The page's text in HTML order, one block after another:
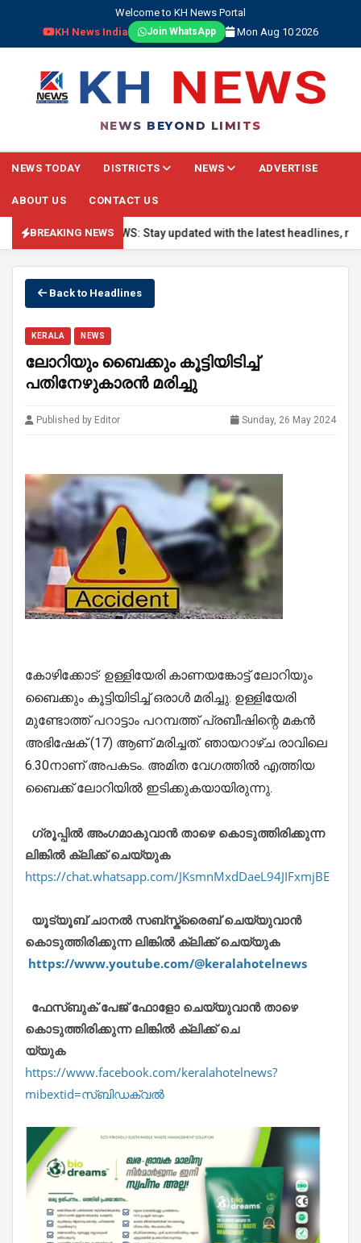
Welcome to KH News Portal
KH News India
Join WhatsApp Mon Aug 10 2026
NEWS BEYOND LIMITS
NEWS TODAY DISTRICTS NEWS ADVERTISE
ABOUT US CONTACT US
BREAKING NEWS
🔴 BREAKING NEWS: Stay updated with the latest headlines,
Back to Headlines
KERALA NEWS
ലോറിയും ബൈക്കും കൂട്ടിയിടിച്ച്
പതിനേഴുകാരൻ മരിച്ചു
Published by Editor Sunday, 26 May 2024
കോഴിക്കോട്∙ ഉള്ളിയേരി കാണയങ്കോട്ട് ലോറിയും
ബൈക്കും കൂട്ടിയിടിച്ച് ഒരാൾ മരിച്ചു. ഉള്ളിയേരി
മുണ്ടോത്ത് പറാട്ടാം പറമ്പത്ത് പ്രബീഷിന്റെ മകൻ
അഭിഷേക് (17) ആണ് മരിച്ചത്. ഞായറാഴ്ച രാവിലെ
6.30നാണ് അപകടം. അമിത വേഗത്തിൽ എത്തിയ
ബൈക്ക് ലോറിയിൽ ഇടിക്കുകയായിരുന്നു.
ഗ്രൂപ്പിൽ അംഗമാകുവാൻ താഴെ കൊടുത്തിരിക്കുന്ന
ലിങ്കിൽ ക്ലിക്ക് ചെയ്യുക
https://chat.whatsapp.com/JKsmnMxdDaeL94JIFxmjBE
യൂട്യൂബ് ചാനൽ സബ്സ്ക്രൈബ് ചെയ്യുവാൻ
കൊടുത്തിരിക്കുന്ന ലിങ്കിൽ ക്ലിക്ക് ചെയ്യുക
https://www.youtube.com/@keralahotelnews
ഫേസ്ബുക് പേജ് ഫോളോ ചെയ്യുവാൻ താഴെ
കൊടുത്തിരിക്കുന്ന ലിങ്കിൽ ക്ലിക്ക് ചെ
യ്യുക
https://www.facebook.com/keralahotelnews?
mibextid=സ്‌ബിഡക്വൽ